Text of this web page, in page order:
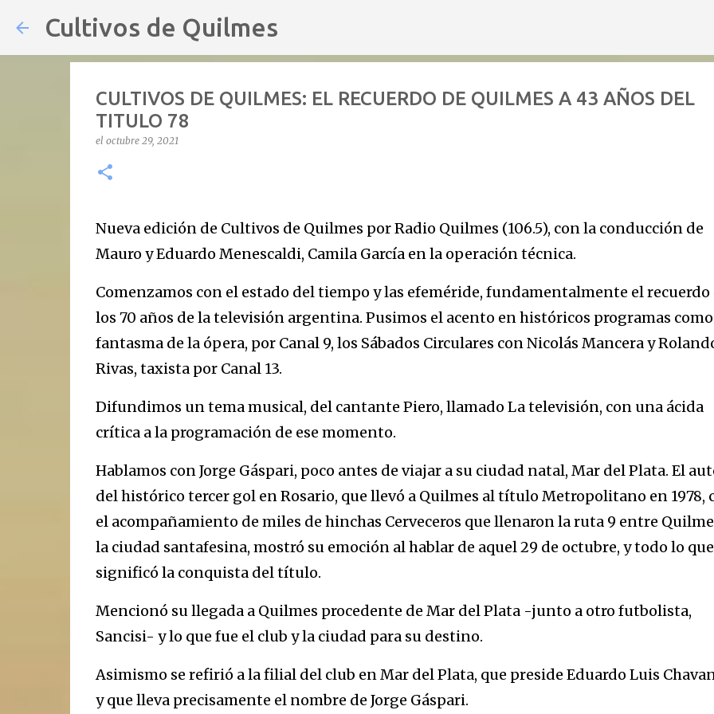
Cultivos de Quilmes
CULTIVOS DE QUILMES: EL RECUERDO DE QUILMES A 43 AÑOS DEL
TITULO 78
el octubre 29, 2021
Nueva edición de Cultivos de Quilmes por Radio Quilmes (106.5), con la conducción de
Mauro y Eduardo Menescaldi, Camila García en la operación técnica.
Comenzamos con el estado del tiempo y las efeméride, fundamentalmente el recuerdo
los 70 años de la televisión argentina. Pusimos el acento en históricos programas
fantasma de la ópera, por Canal 9, los Sábados Circulares con Nicolás Mancera y
Rivas, taxista por Canal 13.
Difundimos un tema musical, del cantante Piero, llamado La televisión, con una ácida
crítica a la programación de ese momento.
Hablamos con Jorge Gáspari, poco antes de viajar a su ciudad natal, Mar del Plata. El
del histórico tercer gol en Rosario, que llevó a Quilmes al título Metropolitano en 1978,
el acompañamiento de miles de hinchas Cerveceros que llenaron la ruta 9 entre
la ciudad santafesina, mostró su emoción al hablar de aquel 29 de octubre, y todo lo que
significó la conquista del título.
Mencionó su llegada a Quilmes procedente de Mar del Plata -junto a otro futbolista,
Sancisi- y lo que fue el club y la ciudad para su destino.
Asimismo se refirió a la filial del club en Mar del Plata, que preside Eduardo Luis
y que lleva precisamente el nombre de Jorge Gáspari.